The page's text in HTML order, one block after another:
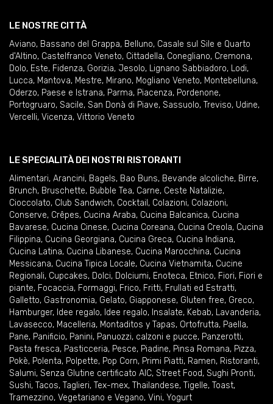
LE NOSTRE CITTÀ
Aviano, Bassano del Grappa, Belluno, Casale sul Sile e Quarto
d'Altino, Castelfranco Veneto, Cittadella, Conegliano, Cremona,
Dolo, Este, Fidenza, Gorizia, Jesolo, Lignano Sabbiadoro, Lodi,
Lucca, Mantova, Mestre, Mirano, Mogliano Veneto, Montebelluna,
Oderzo, Paese e Istrana, Parma, Piacenza, Pordenone,
Portogruaro, Sacile, San Donà di Piave, Sassuolo, Treviso, Udine,
Vercelli, Vicenza, Vittorio Veneto
LE SPECIALITÀ DEI NOSTRI RISTORANTI
Alimentari, Arancini, Bagels, Bao Buns, Bevande alcoliche, Birre,
Brunch, Bruschette, Bubble Tea, Carne, Ceste Natalizie,
Cioccolato, Club Sandwich, Cocktail , Colazioni, Colazioni,
Conserve, Crêpes, Cucina Araba, Cucina Balcanica, Cucina
Bavarese, Cucina Cinese, Cucina Coreana, Cucina Creola, Cucina
Filippina, Cucina Georgiana, Cucina Greca, Cucina Indiana,
Cucina Latina, Cucina Libanese, Cucina Marocchina, Cucina
Messicana, Cucina Tipica Locale, Cucina Vietnamita, Cucine
Regionali, Cupcakes, Dolci, Dolciumi, Enoteca, Etnico, Fiori, Fiori e
piante, Focaccia, Formaggi, Frico, Fritti, Frullati ed Estratti,
Galletto, Gastronomia, Gelato, Giapponese, Gluten free, Greco,
Hamburger, Idee regalo, Idee regalo, Insalate, Kebab, Lavanderia,
Lavasecco, Macelleria, Montaditos y Tapas, Ortofrutta, Paella,
Pane, Panificio, Panini, Panuozzi, calzoni e pucce, Panzerotti,
Pasta fresca, Pasticceria, Pesce, Piadine, Pinsa Romana, Pizza,
Pokè, Polenta, Polpette, Pop Corn, Primi Piatti, Ramen, Ristoranti,
Salumi, Senza Glutine certificato AIC, Street Food, Sughi Pronti,
Sushi, Tacos, Taglieri, Tex-mex, Thailandese, Tigelle, Toast,
Tramezzino, Vegetariano e Vegano, Vini, Yogurt